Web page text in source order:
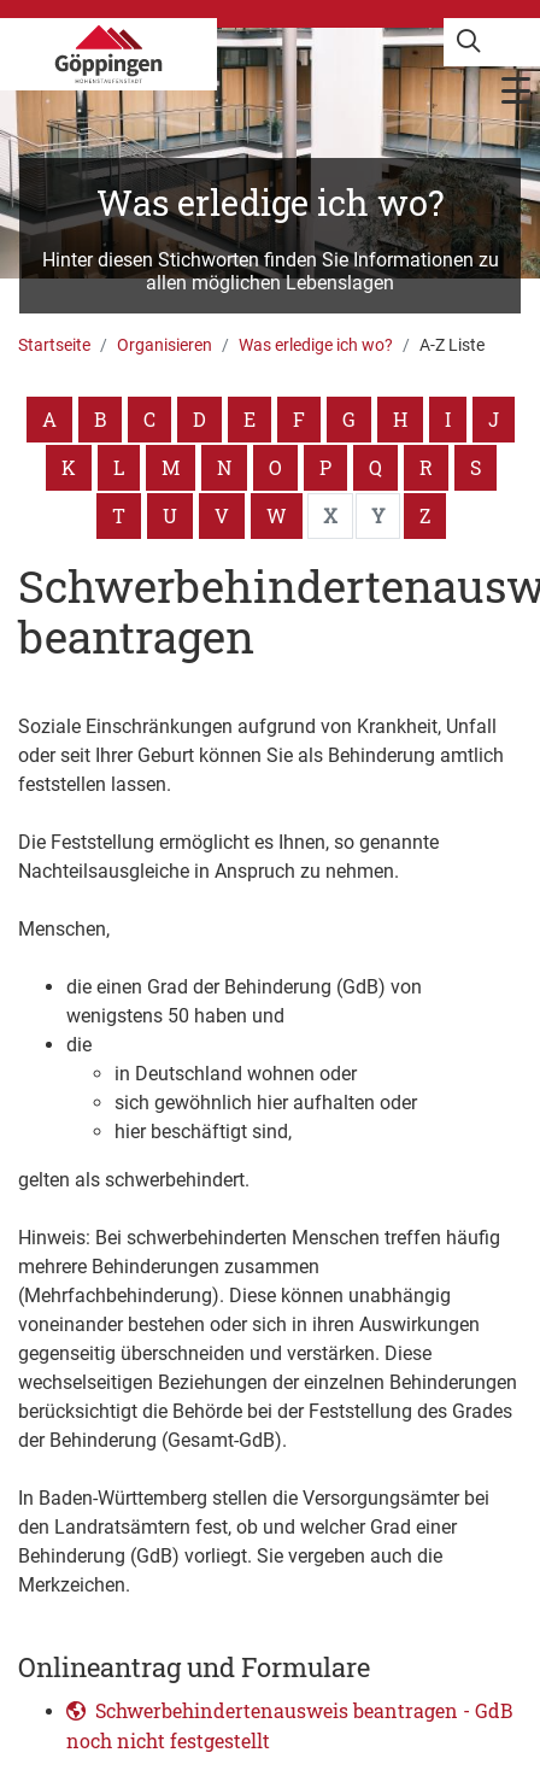
Was erledige ich wo?
Hinter diesen Stichworten finden Sie Informationen zu
allen möglichen Lebenslagen
Startseite Organisieren Was erledige ich wo? A-Z Liste
A B C D E F G H I
J
K
L M N O P Q R
S
T
U V W X Y Z
beantragen
Soziale Einschränkungen aufgrund von Krankheit, Unfall
oder seit Ihrer Geburt können Sie als Behinderung amtlich
feststellen lassen.
Die Feststellung ermöglicht es Ihnen, so genannte
Nachteilsausgleiche in Anspruch zu nehmen.
Menschen,
die einen Grad der Behinderung (GdB) von
wenigstens 50 haben und
die
in Deutschland wohnen oder
sich gewöhnlich hier aufhalten oder
hier beschäftigt sind,
gelten als schwerbehindert.
Hinweis: Bei schwerbehinderten Menschen treffen häufig
mehrere Behinderungen zusammen
(Mehrfachbehinderung). Diese können unabhängig
voneinander bestehen oder sich in ihren Auswirkungen
gegenseitig überschneiden und verstärken. Diese
wechselseitigen Beziehungen der einzelnen Behinderungen
berücksichtigt die Behörde bei der Feststellung des Grades
der Behinderung (Gesamt-GdB).
In Baden-Württemberg stellen die Versorgungsämter bei
den Landratsämtern fest, ob und welcher Grad einer
Behinderung (GdB) vorliegt. Sie vergeben auch die
Merkzeichen.
Onlineantrag und Formulare
Schwerbehindertenausweis beantragen - GdB
noch nicht festgestellt